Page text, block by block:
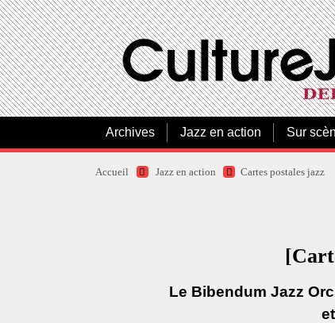
Archives Jazz en action Sur
Accueil Jazz en action Cartes postales jazz
Le Bibendum Jazz